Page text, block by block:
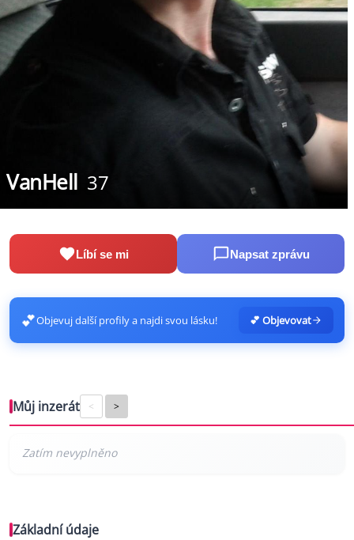
VanHell 37
Líbí se mi Napsat zprávu
💕Objevuj další profily a najdi svou lásku! 💕 Objevovat
Můj inzerát < >
Základní údaje